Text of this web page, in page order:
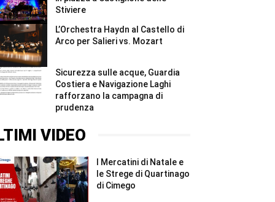
Stiviere
L’Orchestra Haydn al Castello di
Arco per Salieri vs. Mozart
Sicurezza sulle acque, Guardia
Costiera e Navigazione Laghi
rafforzano la campagna di
prudenza
VIDEO
I Mercatini di Natale e
le Strege di Quartinago
di Cimego